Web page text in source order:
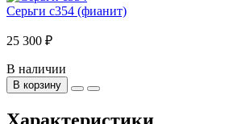
Серьги с354 (фианит)
25 300 ₽
В наличии
В корзину
Характеристики